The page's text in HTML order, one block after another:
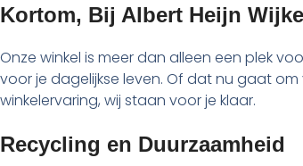
Kortom, Bij Albert Heijn
Onze winkel is meer dan alleen een plek
voor je dagelijkse leven. Of dat nu gaat
winkelervaring, wij staan voor je klaar.
Recycling en Duurzaamheid